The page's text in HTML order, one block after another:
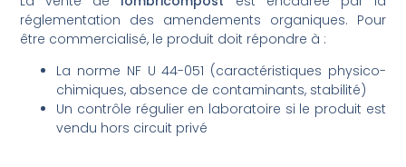
réglementation des amendements organiques. Pour
être commercialisé, le produit doit répondre à :
La norme NF U 44-051 (caractéristiques physico-
chimiques, absence de contaminants, stabilité)
Un contrôle régulier en laboratoire si le produit est
vendu hors circuit privé